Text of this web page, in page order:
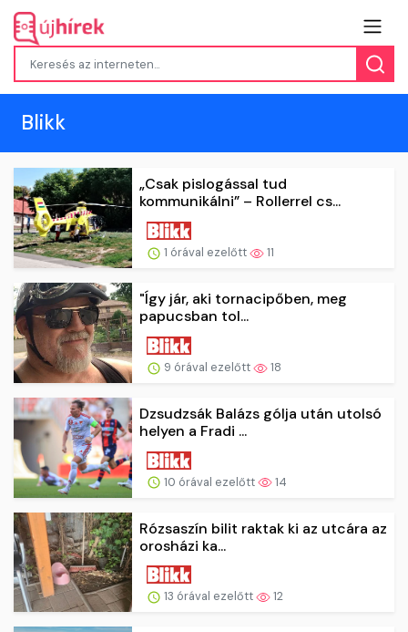
Blikk
„Csak pislogással tud
kommunikálni” – Rollerrel cs...
1 órával ezelőtt 11
"Így jár, aki tornacipőben, meg
papucsban tol...
9 órával ezelőtt 18
Dzsudzsák Balázs gólja után utolsó
helyen a Fradi ...
10 órával ezelőtt 14
Rózsaszín bilit raktak ki az utcára az
orosházi ka...
13 órával ezelőtt 12